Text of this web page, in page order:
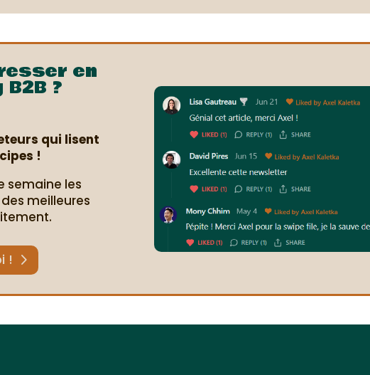
en
?
qui lisent
!
semaine les
meilleures
!